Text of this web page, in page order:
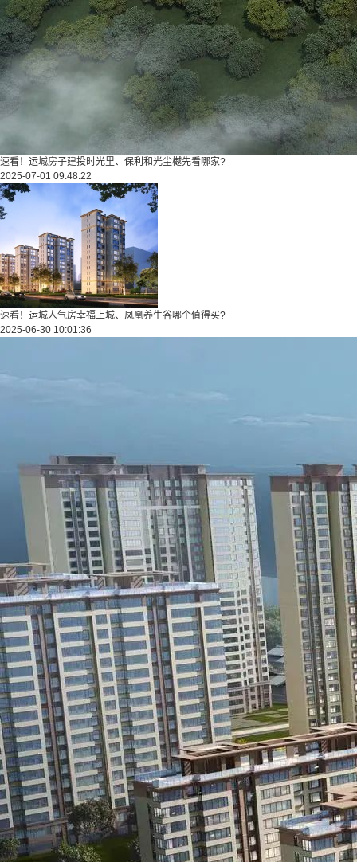
速看！运城房子建投时光里、保利和光尘樾先看哪家?
2025-07-01 09:48:22
速看！运城人气房幸福上城、凤凰养生谷哪个值得买?
2025-06-30 10:01:36